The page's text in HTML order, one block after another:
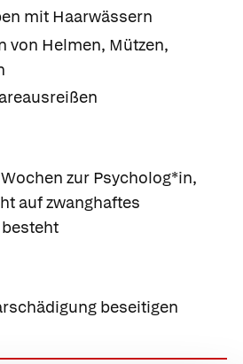
mit Haarwässern
von Helmen, Mützen,
zur Psycholog*in,
auf zwanghaftes
beseitigen